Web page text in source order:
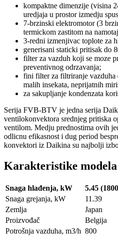
kompaktne dimenzije (visina
uredjaja u prostor izmedju
7-brzinski elektromotor (3
termickom zastitom na
3-redni izmenjivac toplote za
generisani staticki pritisak do
filter za vazduh koji se moze
preventivnog odrzavanja;
fini filter za filtriranje vazduha
malih insekata, neprijatnih
za sakupljanje kondenzata
Serija FVB-BTV je jedna serija
ventilokonvektora srednjeg pritiska
ventilom. Medju prednostima ovih
odlicnu efikasnost i dug period
konvektori iz Daikina su najbolji
Karakteristike
Snaga hlađenja, kW
5.45
Snaga grejanja, kW
11.39
Zemlja
Japan
Proizvođač
Belgija
Potrošnja vazduha, m3/h 800